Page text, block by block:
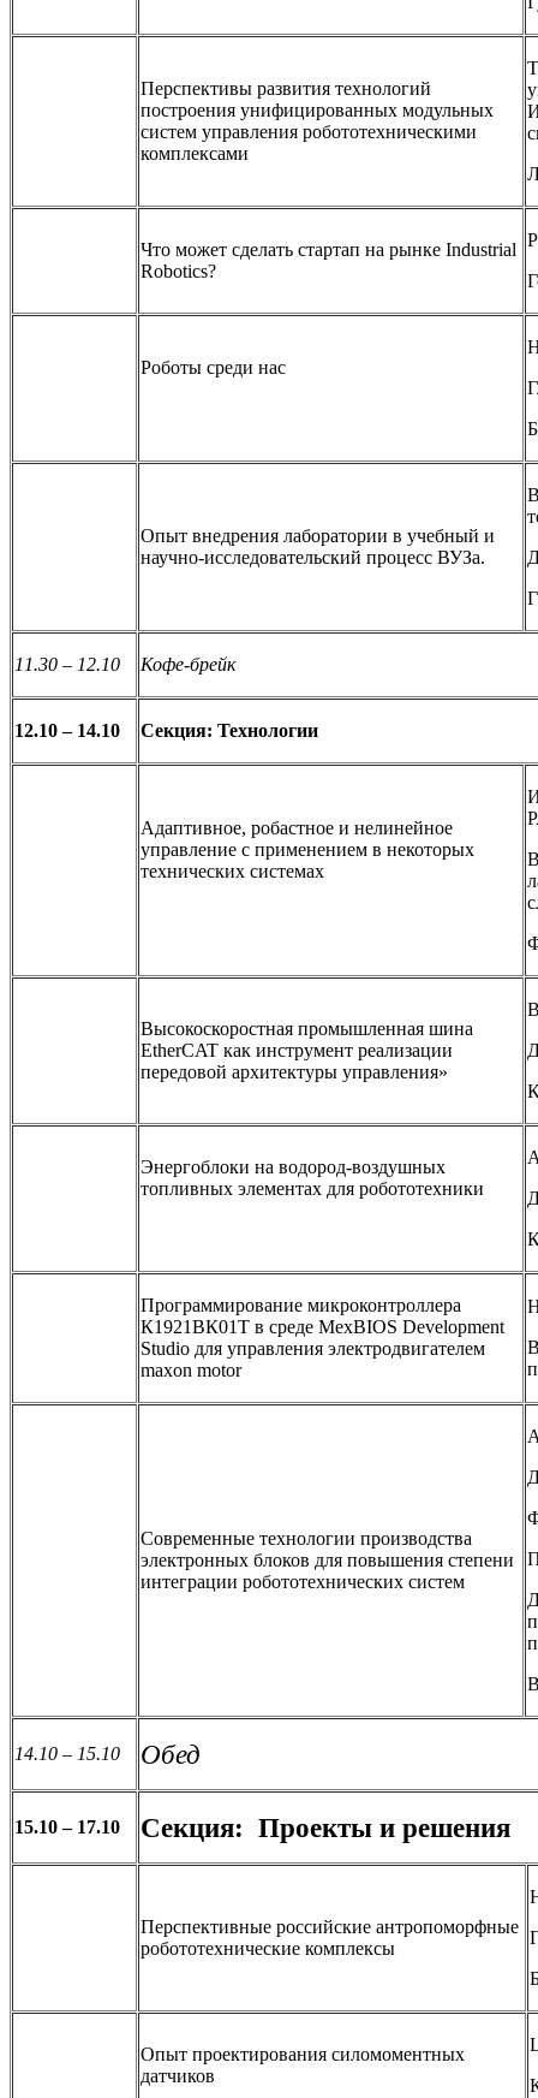
Перспективы развития технологий
построения унифицированных модульных
систем управления робототехническими
комплексами
Что может сделать стартап на рынке Industrial
Robotics?
Роботы среди нас
Опыт внедрения лаборатории в учебный и
научно-исследовательский процесс ВУЗа.
11.30 – 12.10 Кофе-брейк
12.10 – 14.10 Секция: Технологии
Адаптивное, робастное и нелинейное
управление с применением в некоторых
технических системах
Высокоскоростная промышленная шина
EtherCAT как инструмент реализации
передовой архитектуры управления»
Энергоблоки на водород-воздушных
топливных элементах для робототехники
Программирование микроконтроллера
К1921ВК01Т в среде MexBIOS Development
Studio для управления электродвигателем
maxon motor
Современные технологии производства
электронных блоков для повышения степени
интеграции робототехнических систем
14.10 – 15.10 Обед
15.10 – 17.10 Секция: Проекты и решения
Перспективные российские антропоморфные
робототехнические комплексы
Опыт проектирования силомоментных
датчиков